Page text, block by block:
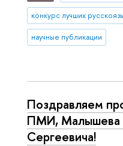
конкурс лучших
научные публикации
Поздравляем
ПМИ, Малышева
Сергеевича!